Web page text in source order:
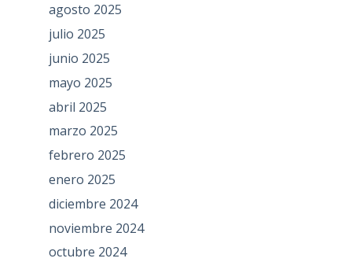
agosto 2025
julio 2025
junio 2025
mayo 2025
abril 2025
marzo 2025
febrero 2025
enero 2025
diciembre 2024
noviembre 2024
octubre 2024